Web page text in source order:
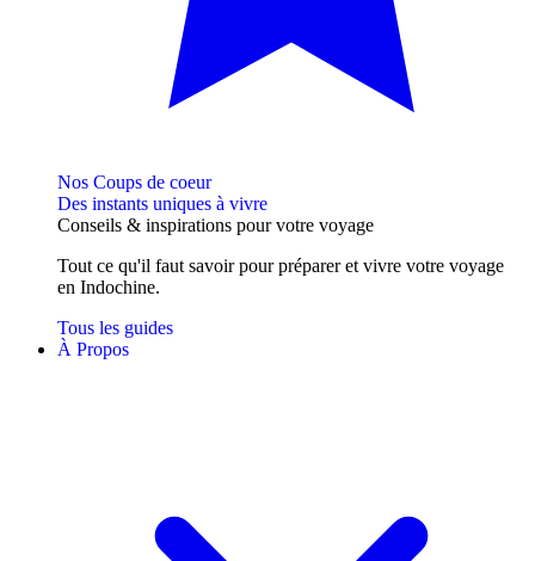
Nos Coups de coeur
Des instants uniques à vivre
Conseils & inspirations pour votre voyage
Tout ce qu'il faut savoir pour préparer et vivre votre voyage
en Indochine.
Tous les guides
À Propos